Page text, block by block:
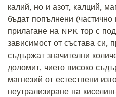
калий, но и азот, калций,
бъдат попълнени
прилагане на NPK тор с
зависимост от състава си,
съдържат значителни
доломит, чието високо
магнезий от естествени
неутрализиране на